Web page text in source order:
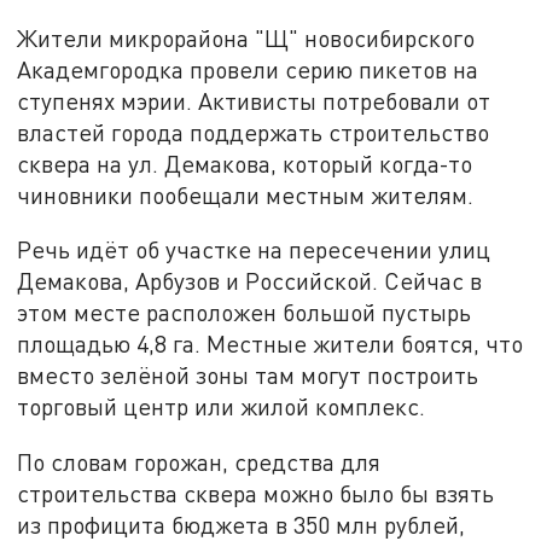
Жители микрорайона "Щ" новосибирского
Академгородка провели серию пикетов на
ступенях мэрии. Активисты потребовали от
властей города поддержать строительство
сквера на ул. Демакова, который когда-то
чиновники пообещали местным жителям.
Речь идёт об участке на пересечении улиц
Демакова, Арбузов и Российской. Сейчас в
этом месте расположен большой пустырь
площадью 4,8 га. Местные жители боятся, что
вместо зелёной зоны там могут построить
торговый центр или жилой комплекс.
По словам горожан, средства для
строительства сквера можно было бы взять
из профицита бюджета в 350 млн рублей,